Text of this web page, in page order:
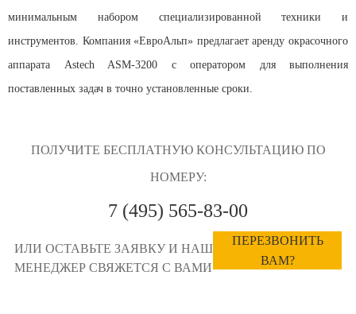
минимальным набором специализированной техники и
инструментов. Компания «ЕвроАльп» предлагает аренду окрасочного
аппарата Astech ASM-3200 с оператором для выполнения
поставленных задач в точно установленные сроки.
ПОЛУЧИТЕ БЕСПЛАТНУЮ КОНСУЛЬТАЦИЮ ПО
НОМЕРУ:
7 (495) 565-83-00
ИЛИ ОСТАВЬТЕ ЗАЯВКУ И НАШ
МЕНЕДЖЕР СВЯЖЕТСЯ С ВАМИ
ПЕРЕЗВОНИТЬ
ВАМ?